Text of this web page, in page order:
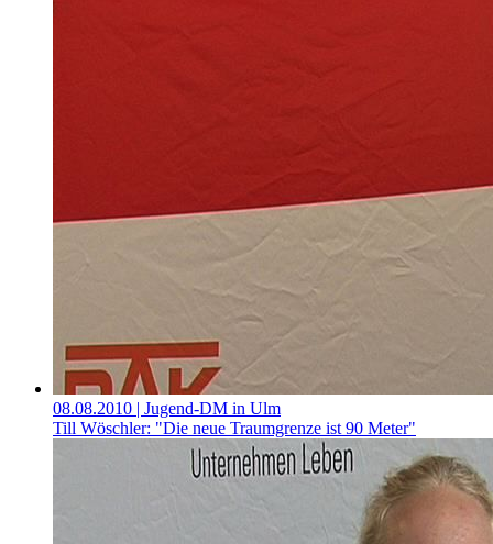
08.08.2010 | Jugend-DM in Ulm
Till Wöschler: "Die neue Traumgrenze ist 90 Meter"